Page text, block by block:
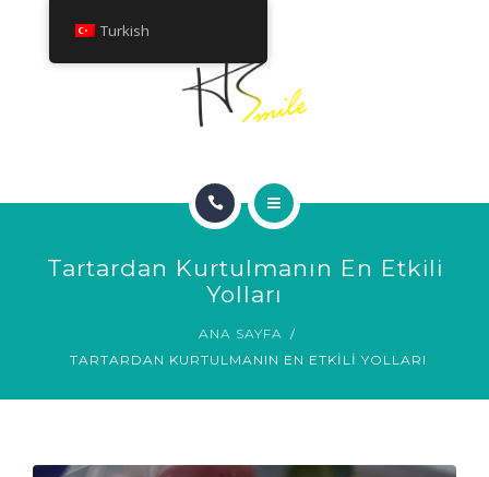
HAKKINDA
Tartardan Kurtulmanın En Etkili
Yolları
ANA SAYFA
TARTARDAN KURTULMANIN EN ETKILI YOLLARI
Turkish